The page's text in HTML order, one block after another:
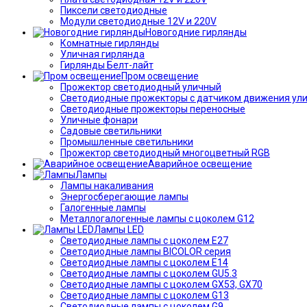
Пиксели светодиодные
Модули светодиодные 12V и 220V
Новогодние гирлянды
Комнатные гирлянды
Уличная гирлянда
Гирлянды Белт-лайт
Пром освещение
Прожектор светодиодный уличный
Светодиодные прожекторы с датчиком движения
Светодиодные прожекторы переносные
Уличные фонари
Садовые светильники
Промышленные светильники
Прожектор светодиодный многоцветный RGB
Аварийное освещение
Лампы
Лампы накаливания
Энергосберегающие лампы
Галогенные лампы
Металлогалогенные лампы с цоколем G12
Лампы LED
Светодиодные лампы с цоколем E27
Светодиодные лампы BICOLOR серия
Светодиодные лампы с цоколем E14
Светодиодные лампы с цоколем GU5.3
Светодиодные лампы с цоколем GX53, GX70
Светодиодные лампы с цоколем G13